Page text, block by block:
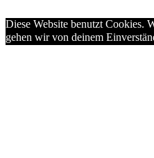
Diese Website benutzt Cookies.
gehen wir von deinem